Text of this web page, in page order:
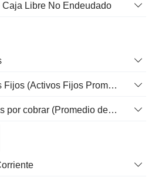
Libre No Endeudado
Rotación de Activos Fijos (Activos Fijos Promedio)
Rotación de cuentas por cobrar (Promedio de cuentas por cobrar)